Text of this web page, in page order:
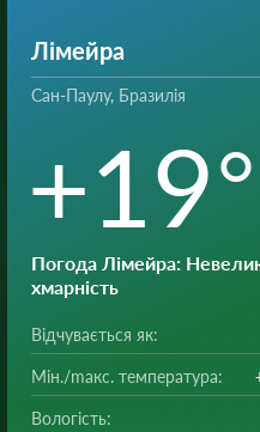
Лімейра
Сан-Паулу, Бразилія
+19°
Погода Лімейра:
хмарність
Відчувається як:
Мін./mакс. температура:
Вологість: